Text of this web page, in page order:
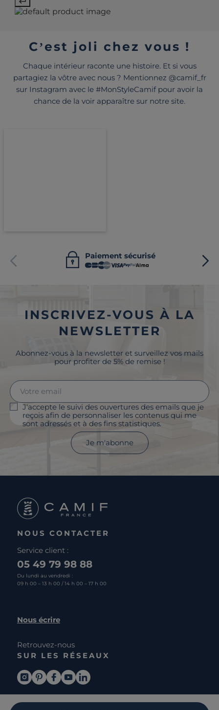
C’est joli chez vous !
Chaque intérieur raconte une histoire. Et si vous
partagiez la vôtre avec nous ? Mentionnez @camif_fr
sur Instagram avec le #MonStyleCamif pour avoir la
chance de la voir apparaître sur notre site.
Paiement sécurisé
INSCRIVEZ-VOUS À LA
NEWSLETTER
Abonnez-vous à la newsletter et surveillez vos mails
pour profiter de 5% de remise !
J'accepte le suivi des ouvertures des emails que je
reçois afin de personnaliser les contenus qui me
sont adressés et à des fins statistiques.
Je m'abonne
NOUS CONTACTER
Service client :
05 49 79 98 88
Du lundi au vendredi :
09 h 00 – 13 h 00 / 14 h 00 – 17 h 00
Nous écrire
Retrouvez-nous
SUR LES RÉSEAUX